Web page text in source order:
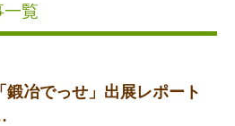
一覧
鍛冶でっせ」出展レポート